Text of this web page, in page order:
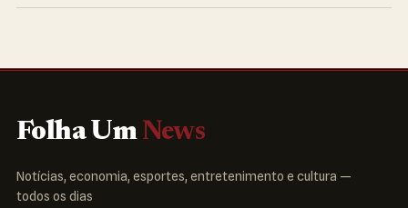
Folha Um News
Notícias, economia, esportes, entretenimento e cultura —
todos os dias